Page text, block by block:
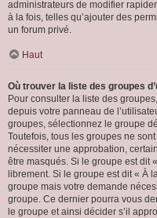
administrateurs de modifier
à la fois, telles qu’ajouter des
un forum privé.
Haut
Où trouver la liste des groupes
Pour consulter la liste des
depuis votre panneau de
groupes, sélectionnez le groupe
Toutefois, tous les groupes ne
nécessiter une approbation,
être masqués. Si le groupe est dit
librement. Si le groupe est dit « À
groupe mais votre demande
groupe. Ce dernier pourra vous
le groupe et ainsi décider s’il